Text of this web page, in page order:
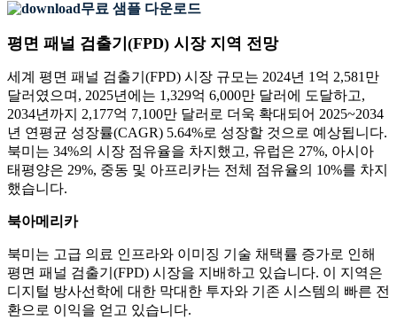
무료 샘플 다운로드
평면 패널 검출기(FPD) 시장 지역 전망
세계 평면 패널 검출기(FPD) 시장 규모는 2024년 1억 2,581만
달러였으며, 2025년에는 1,329억 6,000만 달러에 도달하고,
2034년까지 2,177억 7,100만 달러로 더욱 확대되어 2025~2034
년 연평균 성장률(CAGR) 5.64%로 성장할 것으로 예상됩니다.
북미는 34%의 시장 점유율을 차지했고, 유럽은 27%, 아시아
태평양은 29%, 중동 및 아프리카는 전체 점유율의 10%를 차지
했습니다.
북아메리카
북미는 고급 의료 인프라와 이미징 기술 채택률 증가로 인해
평면 패널 검출기(FPD) 시장을 지배하고 있습니다. 이 지역은
디지털 방사선학에 대한 막대한 투자와 기존 시스템의 빠른 전
환으로 이익을 얻고 있습니다.